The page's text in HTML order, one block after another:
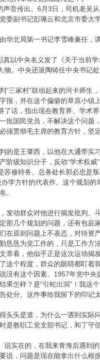
音传出。6月3日，司机老吴
委副书记彭珮云和北京市委大
华北局第一书记李雪峰兼任，
以中央名义发了《关于当前
。中央还派陶铸任中央书记
三家村”鼓动起来的河卡师生
，并在这个偏僻的草原小镇
话，指出现在教育界、学术
国民党员，不解决这个问题
须贯彻毛主席的教育方针，坚
的是王肇西，以他在大通带实
级知识分子，反动“学术权威
修特务、总务处长郭必忠是叛
学方针的代表作。这个规划的
。
动群众对他进行揭发批判。
那几个规划的问题，还有包庇
原则问题上不表态，对待资
恳为党工作的，只是工作方
看，他似乎正是这次运动揭
这个程度，群众的眼睛都盯着
没有这个因素。1957年党中央
怎样？是“引蛇出洞”！我这
分。这件事给我留下的印记
头头是道，为什么一遇到实际
是教职工党支部书记，和丁守
实在的，在我来青海后遇到
说，问题是现在能拿出什么根